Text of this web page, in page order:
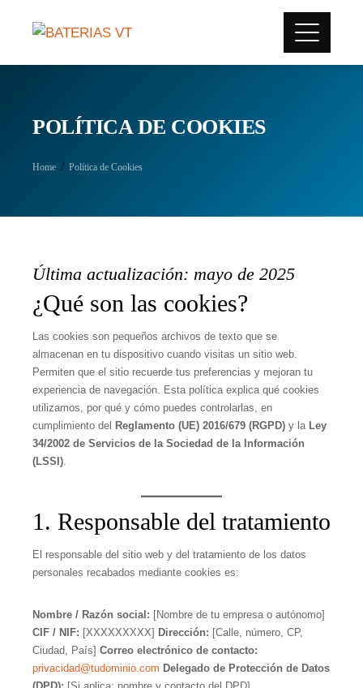
POLÍTICA DE COOKIES
Home Política de Cookies
Última actualización: mayo de 2025
¿Qué son las cookies?
Las cookies son pequeños archivos de texto que se
almacenan en tu dispositivo cuando visitas un sitio web.
Permiten que el sitio recuerde tus preferencias y mejoran tu
experiencia de navegación. Esta política explica qué cookies
utilizamos, por qué y cómo puedes controlarlas, en
cumplimiento del Reglamento (UE) 2016/679 (RGPD) y la Ley
34/2002 de Servicios de la Sociedad de la Información
(LSSI).
1. Responsable del tratamiento
El responsable del sitio web y del tratamiento de los datos
personales recabados mediante cookies es:
Nombre / Razón social: [Nombre de tu empresa o autónomo]
CIF / NIF: [XXXXXXXXX] Dirección: [Calle, número, CP,
Ciudad, País] Correo electrónico de contacto:
privacidad@tudominio.com Delegado de Protección de Datos